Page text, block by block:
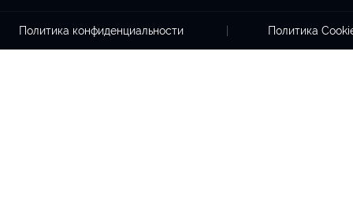
Политика конфиденциальности Политика